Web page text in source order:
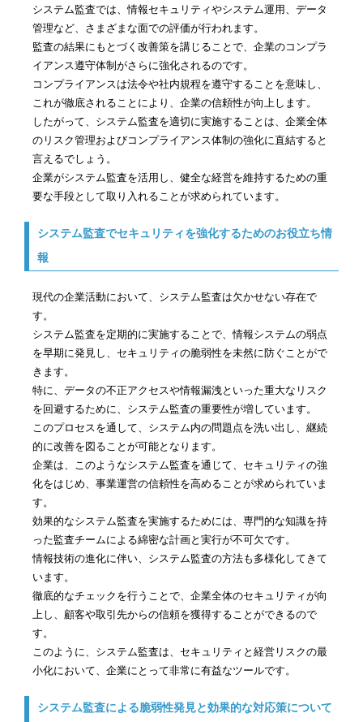
システム監査では、情報セキュリティやシステム運用、データ
管理など、さまざまな面での評価が行われます。
監査の結果にもとづく改善策を講じることで、企業のコンプラ
イアンス遵守体制がさらに強化されるのです。
コンプライアンスは法令や社内規程を遵守することを意味し、
これが徹底されることにより、企業の信頼性が向上します。
したがって、システム監査を適切に実施することは、企業全体
のリスク管理およびコンプライアンス体制の強化に直結すると
言えるでしょう。
企業がシステム監査を活用し、健全な経営を維持するための重
要な手段として取り入れることが求められています。
システム監査でセキュリティを強化するためのお役立ち情
報
現代の企業活動において、システム監査は欠かせない存在で
す。
システム監査を定期的に実施することで、情報システムの弱点
を早期に発見し、セキュリティの脆弱性を未然に防ぐことがで
きます。
特に、データの不正アクセスや情報漏洩といった重大なリスク
を回避するために、システム監査の重要性が増しています。
このプロセスを通して、システム内の問題点を洗い出し、継続
的に改善を図ることが可能となります。
企業は、このようなシステム監査を通じて、セキュリティの強
化をはじめ、事業運営の信頼性を高めることが求められていま
す。
効果的なシステム監査を実施するためには、専門的な知識を持
った監査チームによる綿密な計画と実行が不可欠です。
情報技術の進化に伴い、システム監査の方法も多様化してきて
います。
徹底的なチェックを行うことで、企業全体のセキュリティが向
上し、顧客や取引先からの信頼を獲得することができるので
す。
このように、システム監査は、セキュリティと経営リスクの最
小化において、企業にとって非常に有益なツールです。
システム監査による脆弱性発見と効果的な対応策について